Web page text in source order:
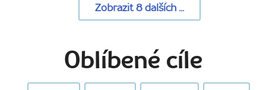
Zobrazit8 dalších ...
Oblíbené cíle